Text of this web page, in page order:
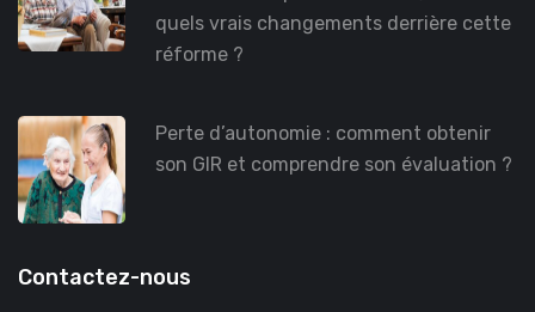
quels vrais changements derrière cette
réforme ?
Perte d’autonomie : comment obtenir
son GIR et comprendre son évaluation ?
Contactez-nous